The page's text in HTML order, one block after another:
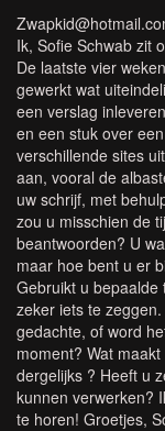
Ik, Sofie Schwab zit
De laatste vier
gewerkt wat
een verslag
en een stuk over
verschillende sites
aan, vooral de
uw schrijf, met
zou u misschien de
beantwoorden? U
maar hoe bent u er
Gebruikt u bepaalde
zeker iets te
gedachte, of word
moment? Wat
dergelijks ? Heeft u
kunnen verwerken?
te horen! Groetjes,